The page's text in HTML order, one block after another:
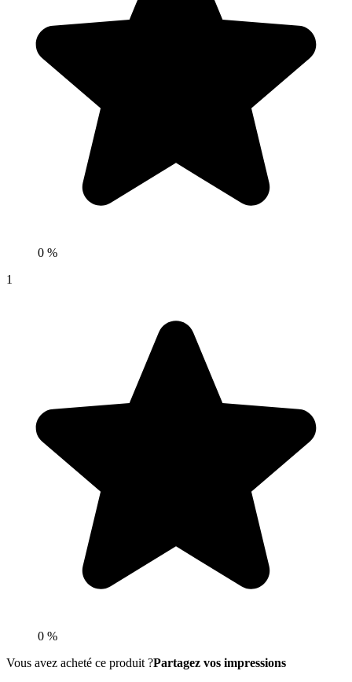
0 %
1
0 %
Vous avez acheté ce produit ?Partagez vos impressions